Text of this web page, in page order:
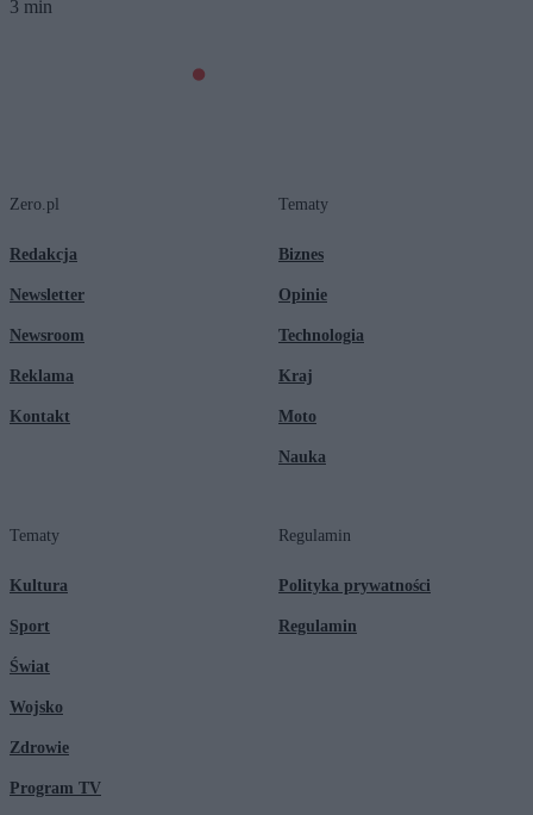
3 min
Zero.pl
Redakcja
Newsletter
Newsroom
Reklama
Kontakt
Tematy
Biznes
Opinie
Technologia
Kraj
Moto
Nauka
Tematy
Kultura
Sport
Świat
Wojsko
Zdrowie
Program TV
Regulamin
Polityka prywatności
Regulamin